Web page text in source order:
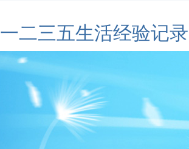
一二三五生活经验记录